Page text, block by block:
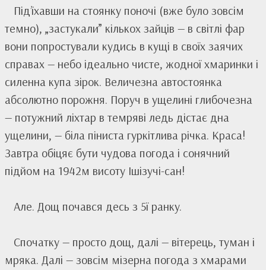
Під’їхавши на стоянку поночі (вже було зовсім
темно), „застукали” кількох зайців — в світлі фар
вони попростували кудись в кущі в своїх заячих
справах — небо ідеально чисте, жодної хмаринки і
силенна купа зірок. Величезна автостоянка
абсолютно порожня. Поруч в ущелині глибочезна
— потужний ліхтар в темряві ледь дістає дна
ущелини, — біла піниста гуркітлива річка. Краса!
Завтра обіцяє бути чудова погода і сонячний
підйом на 1942м висоту Ішізучі-сан!
Але. Дощ почався десь з 5ї ранку.
Спочатку — просто дощ, далі — вітерець, туман і
мряка. Далі — зовсім мізерна погода з хмарами